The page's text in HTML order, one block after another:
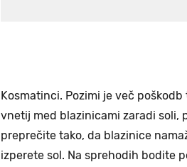
Kosmatinci. Pozimi je več
vnetij med blazinicami zaradi soli,
preprečite tako, da blazinice
izperete sol. Na sprehodih bodite